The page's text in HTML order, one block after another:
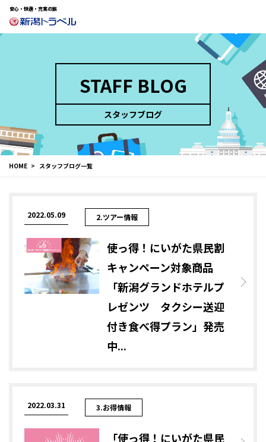
安心・快適・充実の旅
STAFF BLOG
スタッフブログ
HOME スタッフブログ一覧
2022.05.09 2.ツアー情報
使っ得！にいがた県民割
キャンペーン対象商品
「新潟グランドホテルプ
レゼンツ タクシー送迎
付き食べ得プラン」発売
中...
2022.03.31 3.お得情報
「使っ得！にいがた県民